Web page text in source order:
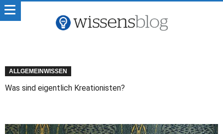
ALLGEMEINWISSEN
Was sind eigentlich Kreationisten?